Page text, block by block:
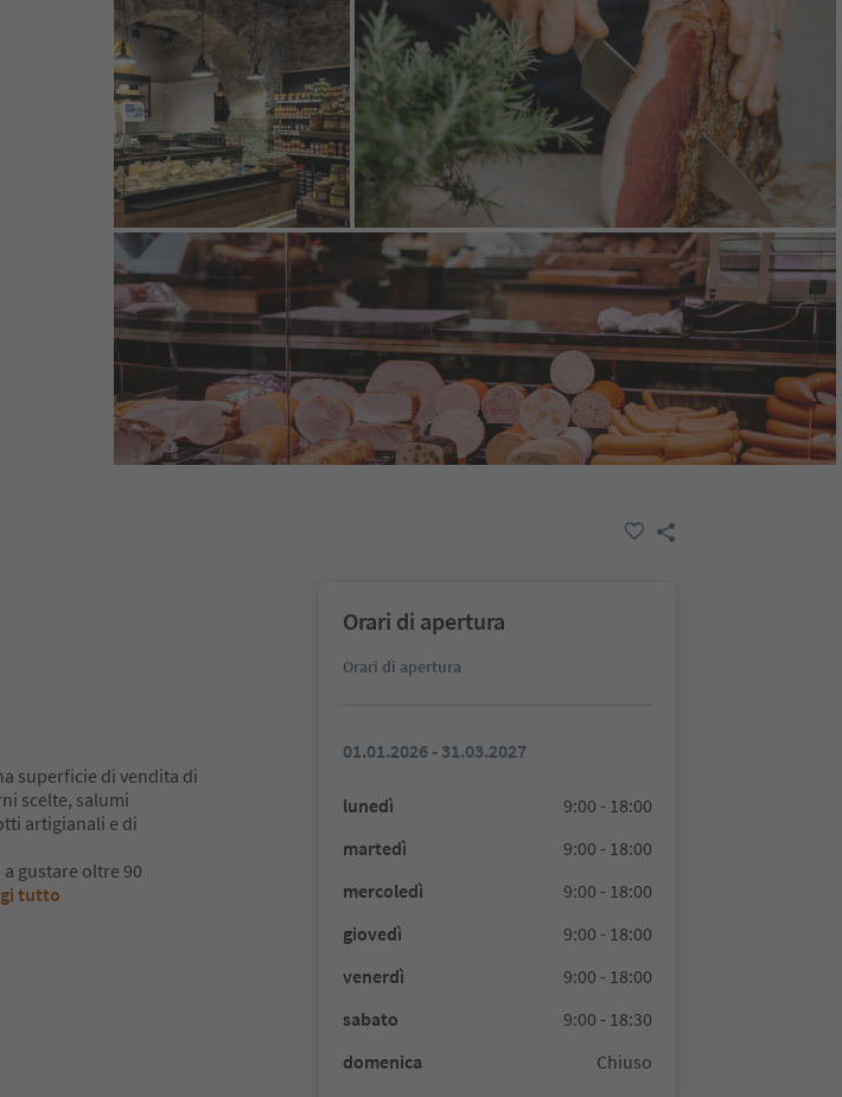
superficie di vendita di
scelte, salumi
artigianali e di
gustare oltre 90
tutto
Orari di apertura
Orari di apertura
01.01.2026 - 31.03.2027
lunedì
9:00 - 18:00
martedì
9:00 - 18:00
mercoledì
9:00 - 18:00
giovedì
9:00 - 18:00
venerdì
9:00 - 18:00
sabato
9:00 - 18:30
domenica
Chiuso